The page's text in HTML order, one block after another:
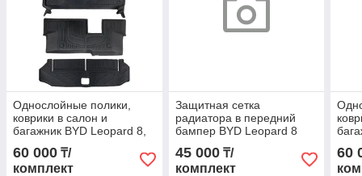
Однослойные полики,
коврики в салон и
багажник BYD Leopard 8,
60 000 ₸/
комплект
Защитная сетка
радиатора в передний
бампер BYD Leopard 8
45 000₸/
комплект
60